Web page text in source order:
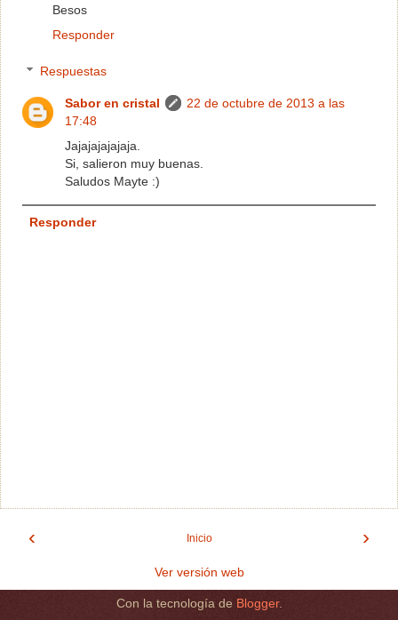
Besos
Responder
Respuestas
Sabor en cristal
22 de octubre de 2013 a las
17:48
Jajajajajajaja.
Si, salieron muy buenas.
Saludos Mayte :)
Responder
‹ ›
Inicio
Ver versión web
Con la tecnología de Blogger.